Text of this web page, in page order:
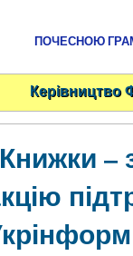
ПОЧЕСНОЮ
Керівництво
–